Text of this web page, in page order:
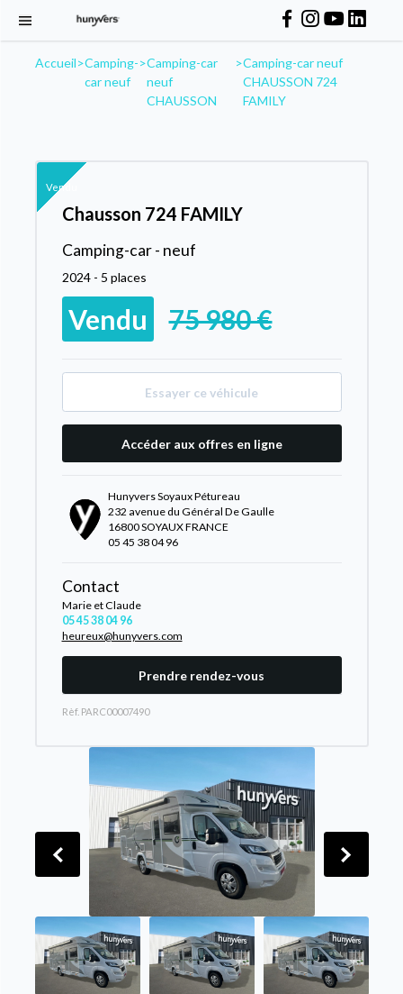
Accueil>Camping-
car neuf
>Camping-car
neuf
CHAUSSON
>Camping-car neuf
CHAUSSON 724
FAMILY
Vendu
Chausson 724 FAMILY
Camping-car - neuf
2024 - 5 places
Vendu 75 980 €
Essayer ce véhicule
Accéder aux offres en ligne
Hunyvers Soyaux Pétureau
232 avenue du Général De Gaulle
16800 SOYAUX FRANCE
05 45 38 04 96
Contact
Marie et Claude
05 45 38 04 96
heureux@hunyvers.com
Prendre rendez-vous
Rèf. PARC00007490